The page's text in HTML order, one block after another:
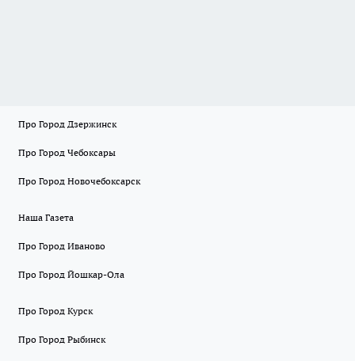
Про Город Дзержинск
Про Город Чебоксары
Про Город Новочебоксарск
Наша Газета
Про Город Иваново
Про Город Йошкар-Ола
Про Город Курск
Про Город Рыбинск